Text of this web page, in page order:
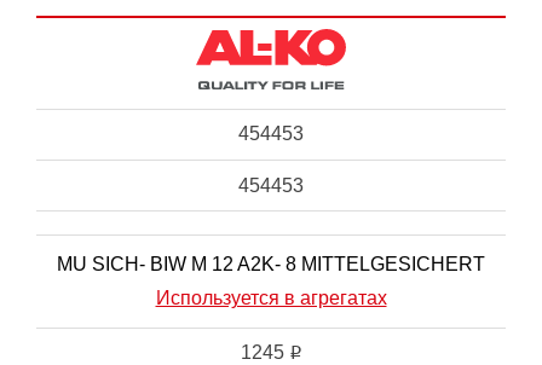
454453
454453
MU SICH- BIW M 12 A2K- 8 MITTELGESICHERT
Используется в агрегатах
1245 i